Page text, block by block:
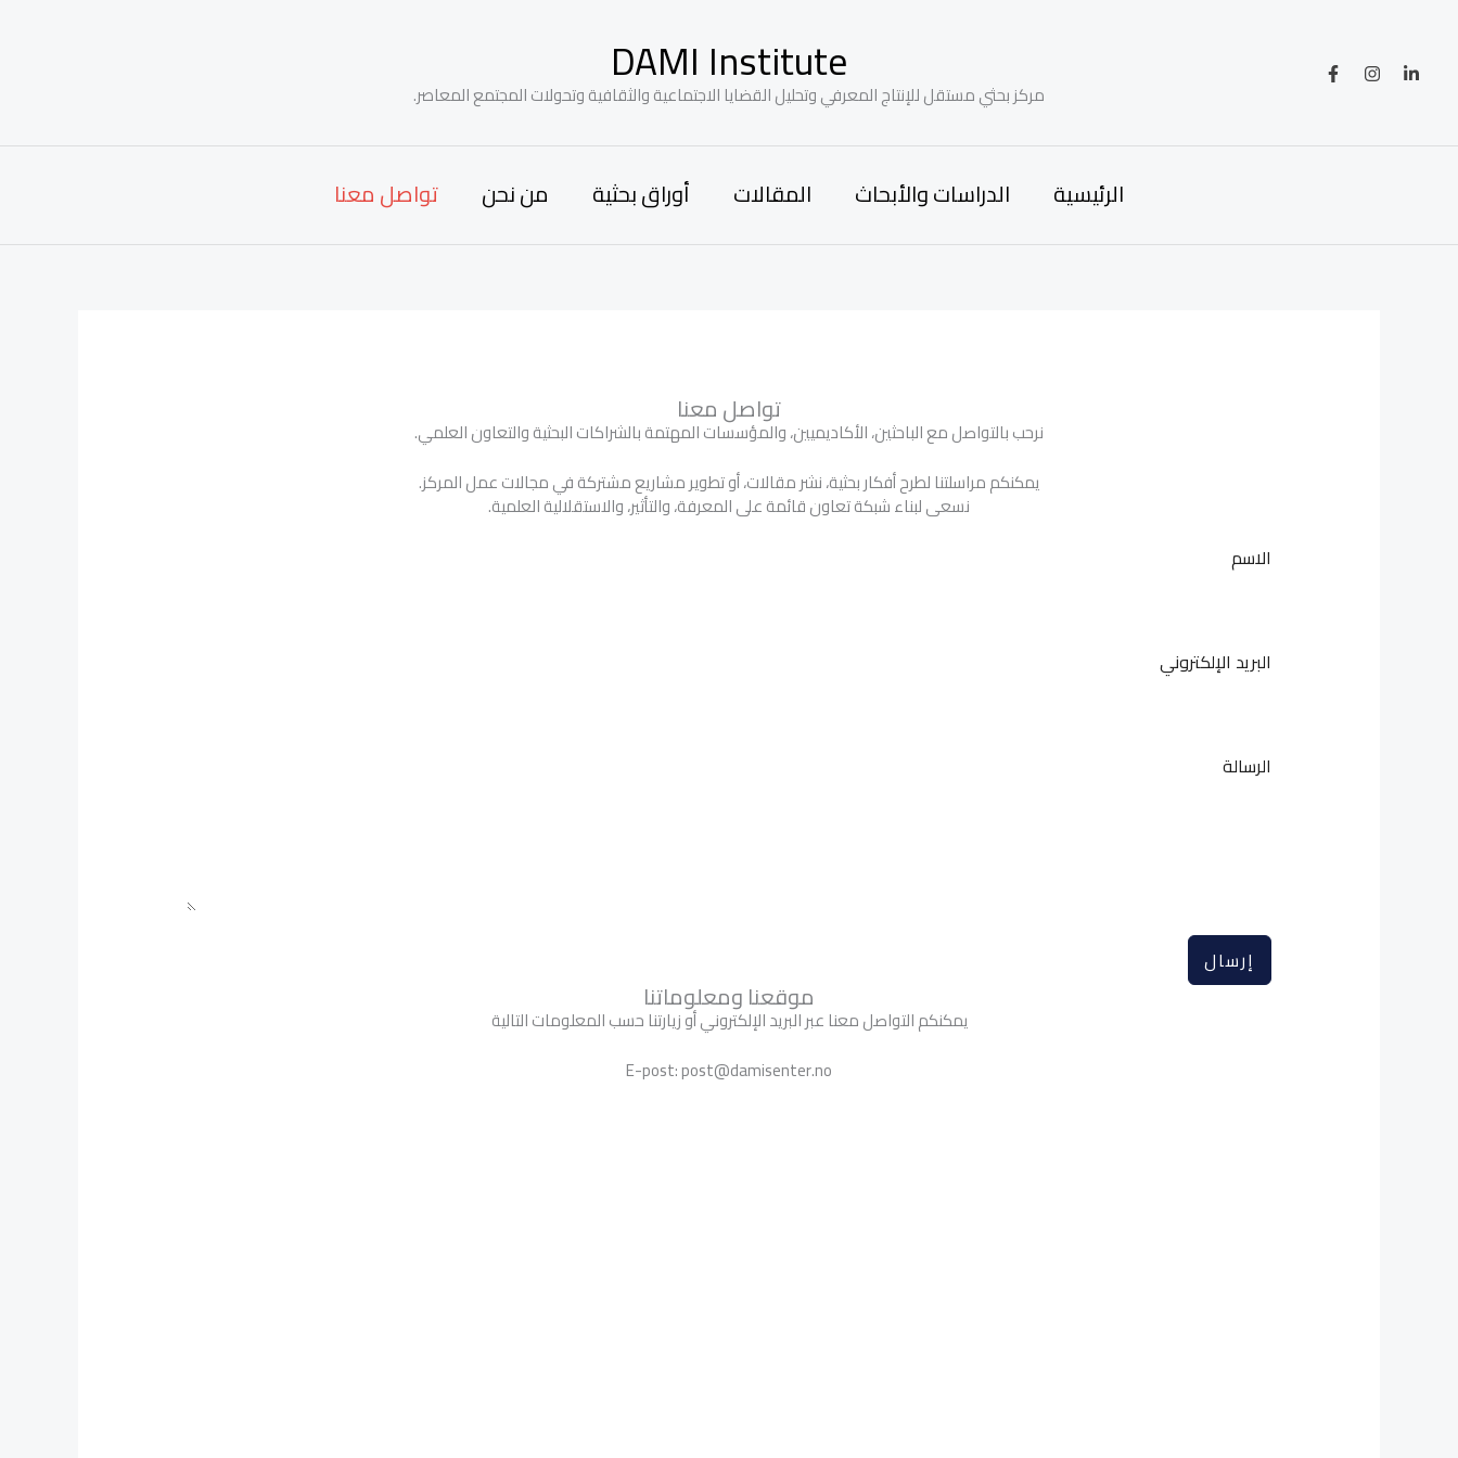
المحتوى DAMI Institute
مركز بحثي مستقل للإنتاج المعرفي وتحليل القضايا الاجتماعية والثقافية وتحولات المجتمع المعاصر.
الرئيسية الدراسات والأبحاث المقالات أوراق بحثية من نحن تواصل معنا
تواصل معنا
نرحب بالتواصل مع الباحثين، الأكاديميين، والمؤسسات المهتمة بالشراكات البحثية والتعاون العلمي.
يمكنكم مراسلتنا لطرح أفكار بحثية، نشر مقالات، أو تطوير مشاريع مشتركة في مجالات عمل المركز.
نسعى لبناء شبكة تعاون قائمة على المعرفة، والتأثير، والاستقلالية العلمية.
الاسم
البريد الإلكتروني
الرسالة
إرسال
موقعنا ومعلوماتنا
يمكنكم التواصل معنا عبر البريد الإلكتروني أو زيارتنا حسب المعلومات التالية
E-post: post@damisenter.no